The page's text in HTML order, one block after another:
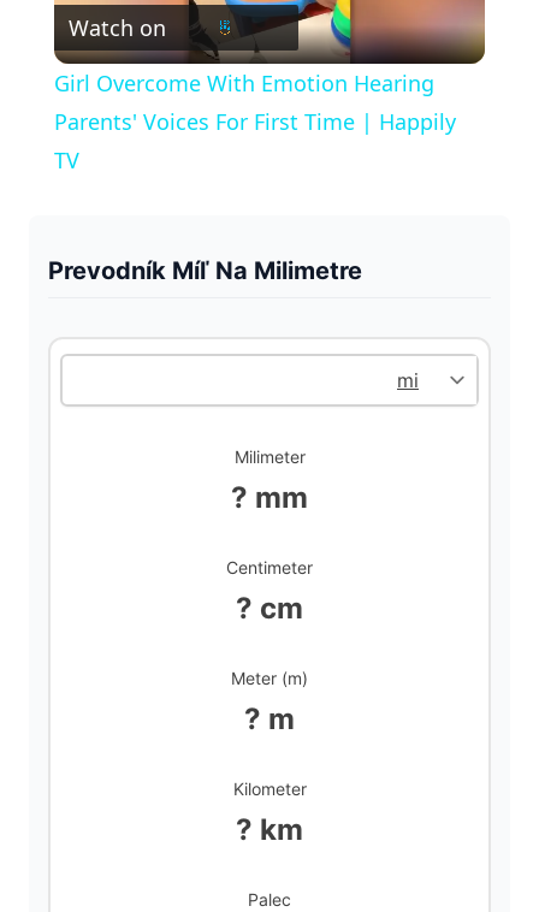
l
a
V
i
d
e
o
Watch on
Girl Overcome With Emotion Hearing
Parents' Voices For First Time | Happily
TV
Prevodník Míľ Na Milimetre
Milimeter
? mm
Centimeter
? cm
Meter (m)
? m
Kilometer
? km
Palec